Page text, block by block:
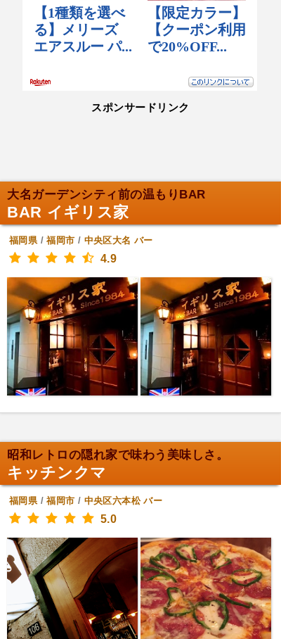
スポンサードリンク
大名ガーデンシティ前の温もりBAR
BAR イギリス家
福岡県/福岡市 / 中央区大名 バー
4.9
昭和レトロの隠れ家で味わう美味しさ。
キッチンクマ
福岡県/福岡市 / 中央区六本松 バー
5.0